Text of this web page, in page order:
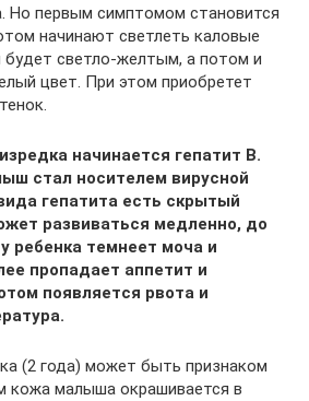
Но первым симптомом становится
начинают светлеть каловые
будет светло-желтым, а потом и
цвет. При этом приобретет
начинается гепатит В.
стал носителем вирусной
гепатита есть скрытый
развиваться медленно, до
ребенка темнеет моча и
пропадает аппетит и
появляется рвота и
(2 года) может быть признаком
кожа малыша окрашивается в